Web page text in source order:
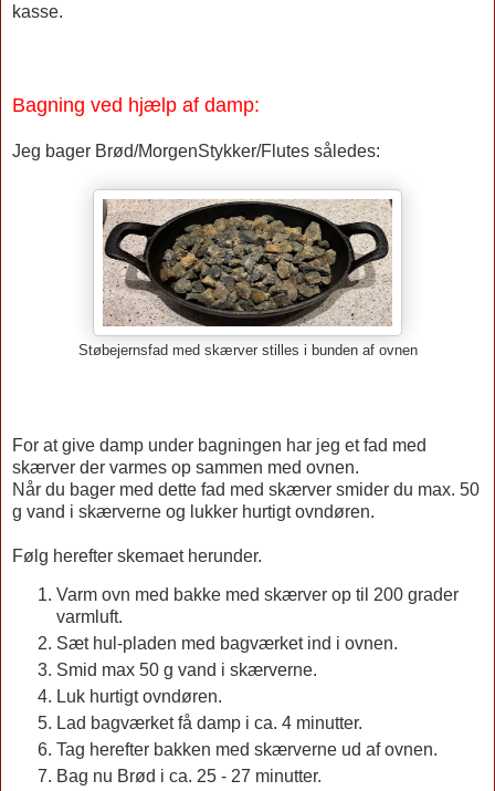
kasse.
Bagning ved hjælp af damp:
Jeg bager Brød/MorgenStykker/Flutes således:
Støbejernsfad med skærver stilles i bunden af ovnen
For at give damp under bagningen har jeg et fad med
skærver der varmes op sammen med ovnen.
Når du bager med dette fad med skærver smider du max. 50
g vand i skærverne og lukker hurtigt ovndøren.
Følg herefter skemaet herunder.
Varm ovn med bakke med skærver op til 200 grader
varmluft.
Sæt hul-pladen med bagværket ind i ovnen.
Smid max 50 g vand i skærverne.
Luk hurtigt ovndøren.
Lad bagværket få damp i ca. 4 minutter.
Tag herefter bakken med skærverne ud af ovnen.
Bag nu Brød i ca. 25 - 27 minutter.